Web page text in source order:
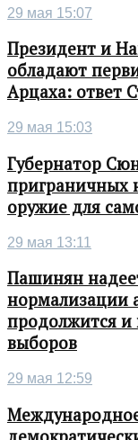
29 мая 15:07
Президент и
обладают
Арцаха: ответ
29 мая 15:03
Губернатор
приграничных
оружие для
29 мая 13:11
Пашинян
нормализации
продолжится
выборов
29 мая 12:59